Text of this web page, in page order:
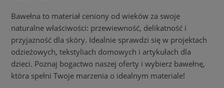
Bawełna to materiał ceniony od wieków za swoje
naturalne właściwości: przewiewność, delikatność i
przyjazność dla skóry. Idealnie sprawdzi się w projektach
odzieżowych, tekstyliach domowych i artykułach dla
dzieci. Poznaj bogactwo naszej oferty i wybierz bawełnę,
która spełni Twoje marzenia o idealnym materiale!